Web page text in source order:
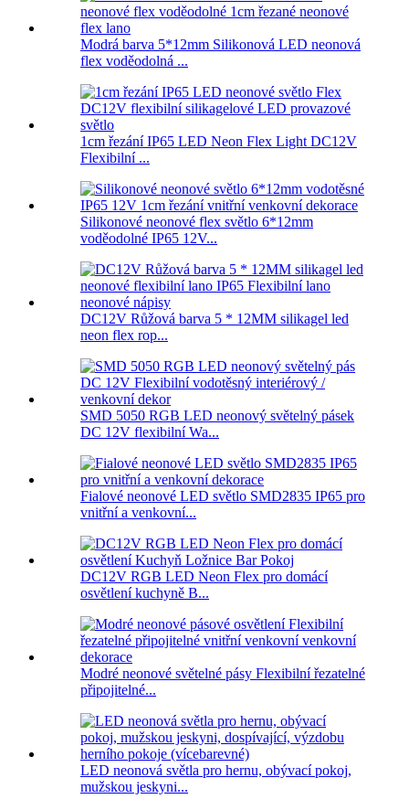
Modrá barva 5*12mm Silikonová LED neonová
flex voděodolná ...
1cm řezání IP65 LED Neon Flex Light DC12V
Flexibilní ...
Silikonové neonové flex světlo 6*12mm
voděodolné IP65 12V...
DC12V Růžová barva 5 * 12MM silikagel led
neon flex rop...
SMD 5050 RGB LED neonový světelný pásek
DC 12V flexibilní Wa...
Fialové neonové LED světlo SMD2835 IP65 pro
vnitřní a venkovní...
DC12V RGB LED Neon Flex pro domácí
osvětlení kuchyně B...
Modré neonové světelné pásy Flexibilní řezatelné
připojitelné...
LED neonová světla pro hernu, obývací pokoj,
mužskou jeskyni...